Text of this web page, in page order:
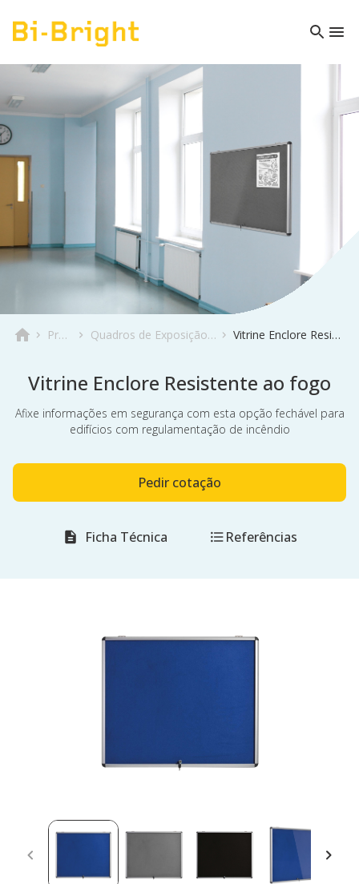
Produto Quadros de Exposição & Informativos Vitrine Enclore Resistente ao fogo
Vitrine Enclore Resistente ao fogo
Afixe informações em segurança com esta opção fechável para
edifícios com regulamentação de incêndio
Pedir cotação
Ficha Técnica Referências